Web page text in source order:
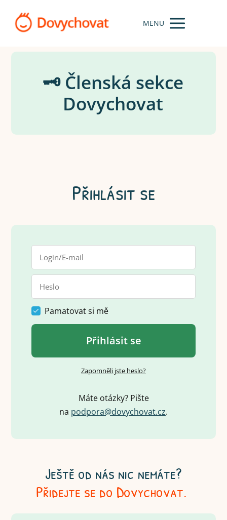
MENU
🗝️ Členská sekce
Dovychovat
Přihlásit se
Pamatovat si mě
Přihlásit se
Zapomněli jste heslo?
Máte otázky? Pište
na podpora@dovychovat.cz.
Ještě od nás nic nemáte?
Přidejte se do Dovychovat.